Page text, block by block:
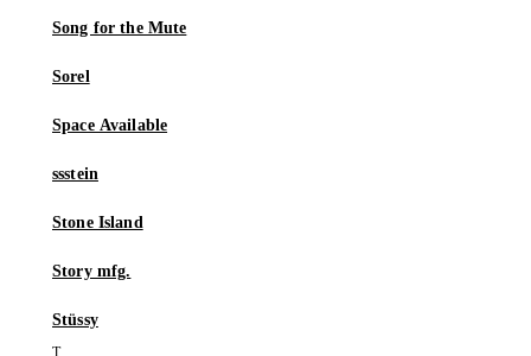
Song for the Mute
Sorel
Space Available
ssstein
Stone Island
Story mfg.
Stüssy